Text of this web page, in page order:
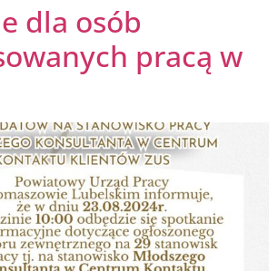
dla osób
pracą w